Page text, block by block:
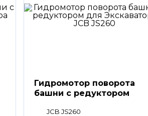
Гидромотор поворота
башни с редуктором
JCB JS260